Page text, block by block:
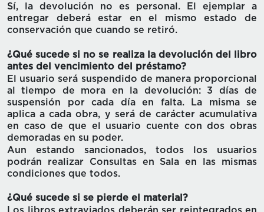
Sí, la devolución no es personal. El ejemplar a
entregar deberá estar en el mismo estado de
conservación que cuando se retiró.
¿Qué sucede si no se realiza la devolución del libro
antes del vencimiento del préstamo?
El usuario será suspendido de manera proporcional
al tiempo de mora en la devolución: 3 días de
suspensión por cada día en falta. La misma se
aplica a cada obra, y será de carácter acumulativa
en caso de que el usuario cuente con dos obras
demoradas en su poder.
Aun estando sancionados, todos los usuarios
podrán realizar Consultas en Sala en las mismas
condiciones que todos.
¿Qué sucede si se pierde el material?